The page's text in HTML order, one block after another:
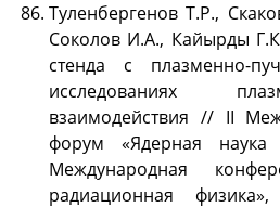
Туленбергенов Т.Р.,
Соколов И.А., Кайырды
стенда с плазменно-
исследованиях
взаимодействия // II
форум «Ядерная наука
Международная
радиационная